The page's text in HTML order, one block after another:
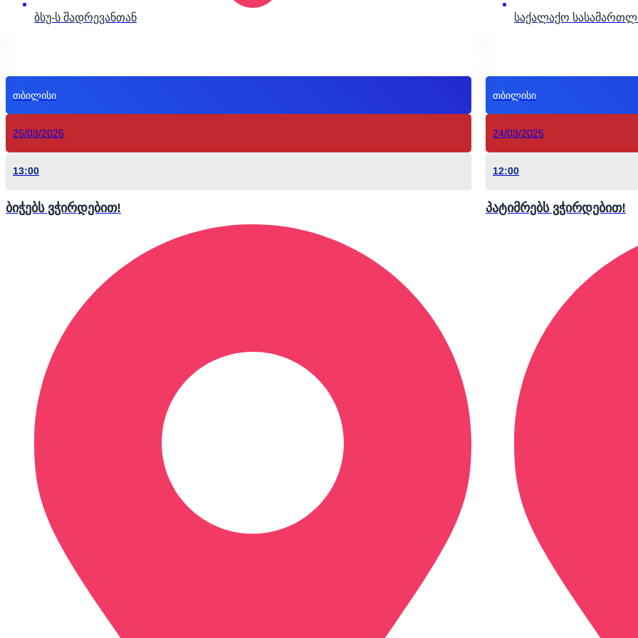
ბსუ-ს შადრევანთან საქალაქო
თბილისი
25/03/2025
13:00
ბიჭებს ვჭირდებით!
თბილისი
24/03/2025
12:00
პატიმრებს ვჭირდებით!